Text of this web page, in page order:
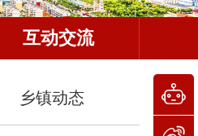
互动交流
乡镇动态